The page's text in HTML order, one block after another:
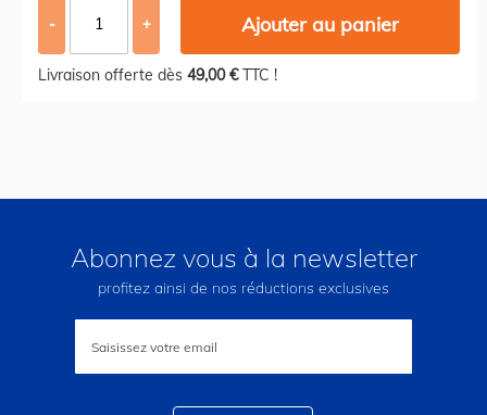
- + Ajouter au panier
Livraison offerte dès 49,00 €TTC !
Abonnez vous à la newsletter
profitez ainsi de nos réductions exclusives
lettre